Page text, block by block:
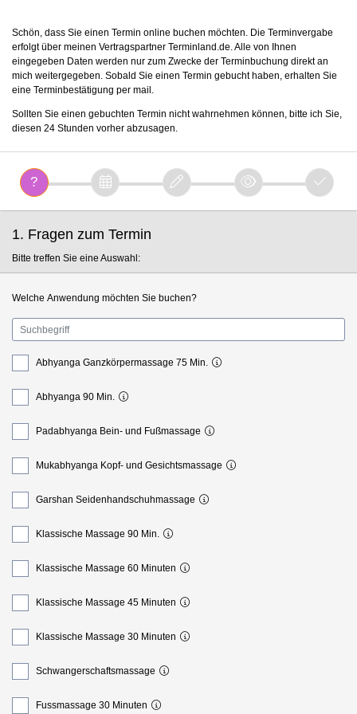
Schön, dass Sie einen Termin online buchen möchten. Die Terminvergabe
erfolgt über meinen Vertragspartner Terminland.de. Alle von Ihnen
eingegeben Daten werden nur zum Zwecke der Terminbuchung direkt an
mich weitergegeben. Sobald Sie einen Termin gebucht haben, erhalten Sie
eine Terminbestätigung per mail.
Sollten Sie einen gebuchten Termin nicht wahrnehmen können, bitte ich Sie,
diesen 24 Stunden vorher abzusagen.
1. Fragen zum Termin
Bitte treffen Sie eine Auswahl:
Welche Anwendung möchten Sie buchen?
Abhyanga Ganzkörpermassage 75 Min.
Abhyanga 90 Min.
Padabhyanga Bein- und Fußmassage
Mukabhyanga Kopf- und Gesichtsmassage
Garshan Seidenhandschuhmassage
Klassische Massage 90 Min.
Klassische Massage 60 Minuten
Klassische Massage 45 Minuten
Klassische Massage 30 Minuten
Schwangerschaftsmassage
Fussmassage 30 Minuten